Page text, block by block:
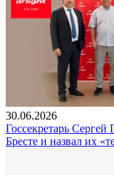
30.06.2026
Госсекретарь Сергей
Бресте и назвал их